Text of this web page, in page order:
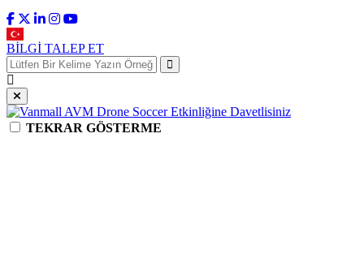
BİLGİ TALEP ET
TEKRAR GÖSTERME